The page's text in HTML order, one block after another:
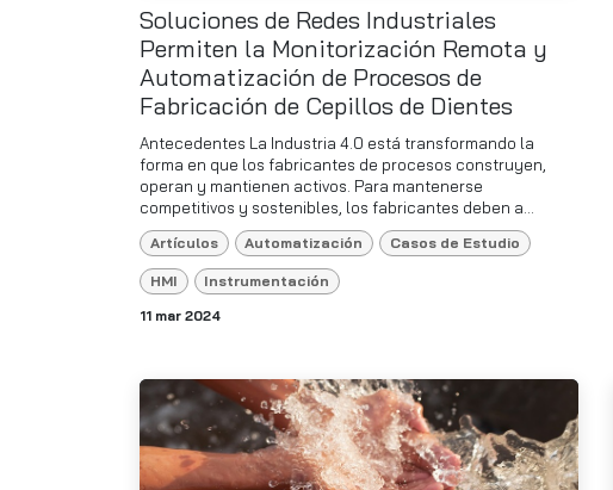
Soluciones de Redes Industriales
Permiten la Monitorización Remota y
Automatización de Procesos de
Fabricación de Cepillos de Dientes
Antecedentes La Industria 4.0 está transformando la
forma en que los fabricantes de procesos construyen,
operan y mantienen activos. Para mantenerse
competitivos y sostenibles, los fabricantes deben a...
Artículos Automatización Casos de Estudio
HMI Instrumentación
11 mar 2024